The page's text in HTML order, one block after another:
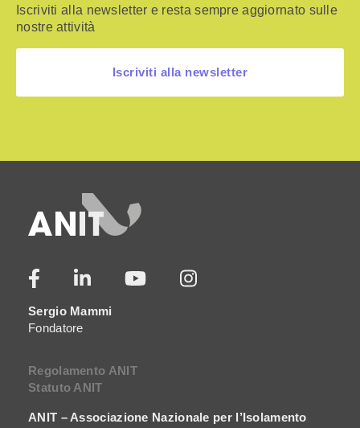
Iscriviti alla newsletter e resta sempre aggiornato sulle
nostre attività
Iscriviti alla newsletter
Sergio Mammi
Fondatore
Regolamento ANIT
Statuto ANIT
ANIT – Associazione Nazionale per l’Isolamento